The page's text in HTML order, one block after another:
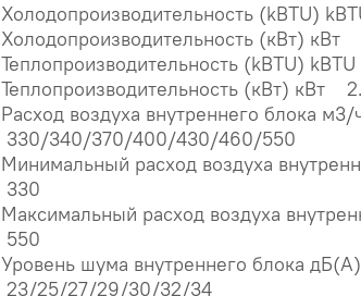
Холодопроизводительность (kBTU)
Холодопроизводительность (кВт) кВт
Теплопроизводительность (kBTU)
Теплопроизводительность (кВт) кВт
Расход воздуха внутреннего блока м3/
330/340/370/400/430/460/550
Минимальный расход воздуха
330
Максимальный расход воздуха
550
Уровень шума внутреннего блока дБ(А)
23/25/27/29/30/32/34